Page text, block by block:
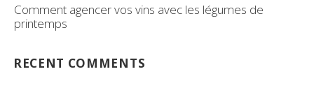
Comment agencer vos vins avec les légumes de
printemps
RECENT COMMENTS